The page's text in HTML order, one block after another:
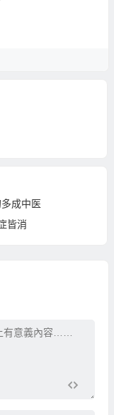
成中医
皆消